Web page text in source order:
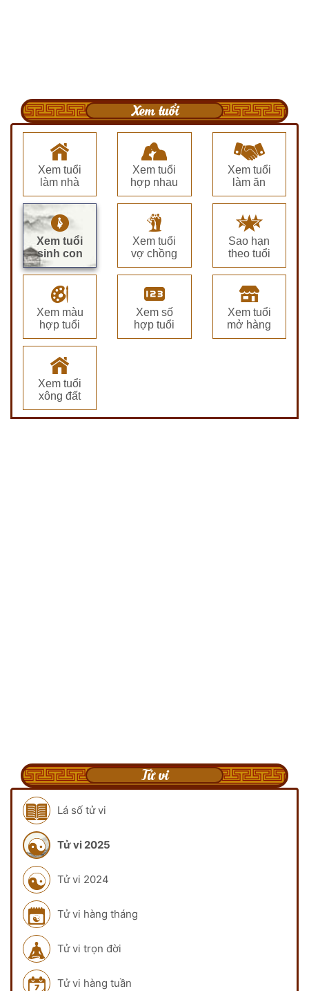
Xem tuổi
Xem tuổi
làm nhà
Xem tuổi
hợp nhau
Xem tuổi
làm ăn
Xem tuổi
sinh con
Xem tuổi
vợ chồng
Sao hạn
theo tuổi
Xem màu
hợp tuổi
Xem số
hợp tuổi
Xem tuổi
mở hàng
Xem tuổi
xông đất
Tử vi
Lá số tử vi
Tử vi 2025
Tử vi 2024
Tử vi hàng tháng
Tử vi trọn đời
Tử vi hàng tuần